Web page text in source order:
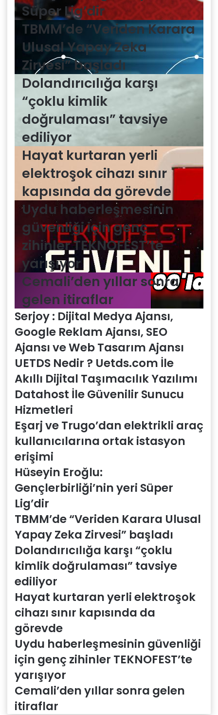
Süper Lig’dir
TBMM’de “Veriden Karara
Ulusal Yapay Zeka
Zirvesi” başladı
Dolandırıcılığa karşı
“çoklu kimlik
doğrulaması” tavsiye
ediliyor
Hayat kurtaran yerli
elektroşok cihazı sınır
kapısında da görevde
Uydu haberleşmesinin
güvenliği için genç
zihinler TEKNOFEST’te
yarışıyor
Cemali’den yıllar sonra
gelen itiraflar
Serjoy : Dijital Medya Ajansı,
Google Reklam Ajansı, SEO
Ajansı ve Web Tasarım Ajansı
UETDS Nedir ? Uetds.com İle
Akıllı Dijital Taşımacılık Yazılımı
Datahost İle Güvenilir Sunucu
Hizmetleri
Eşarj ve Trugo’dan elektrikli araç
kullanıcılarına ortak istasyon
erişimi
Hüseyin Eroğlu:
Gençlerbirliği’nin yeri Süper
Lig’dir
TBMM’de “Veriden Karara Ulusal
Yapay Zeka Zirvesi” başladı
Dolandırıcılığa karşı “çoklu
kimlik doğrulaması” tavsiye
ediliyor
Hayat kurtaran yerli elektroşok
cihazı sınır kapısında da
görevde
Uydu haberleşmesinin güvenliği
için genç zihinler TEKNOFEST’te
yarışıyor
Cemali’den yıllar sonra gelen
itiraflar